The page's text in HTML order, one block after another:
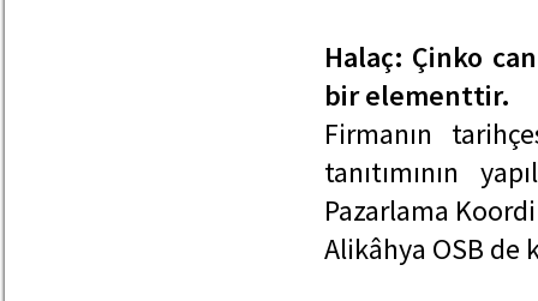
Halaç: Çinko
bir elementtir.
Firmanın
tanıtımının
Pazarlama
Alikâhya OSB